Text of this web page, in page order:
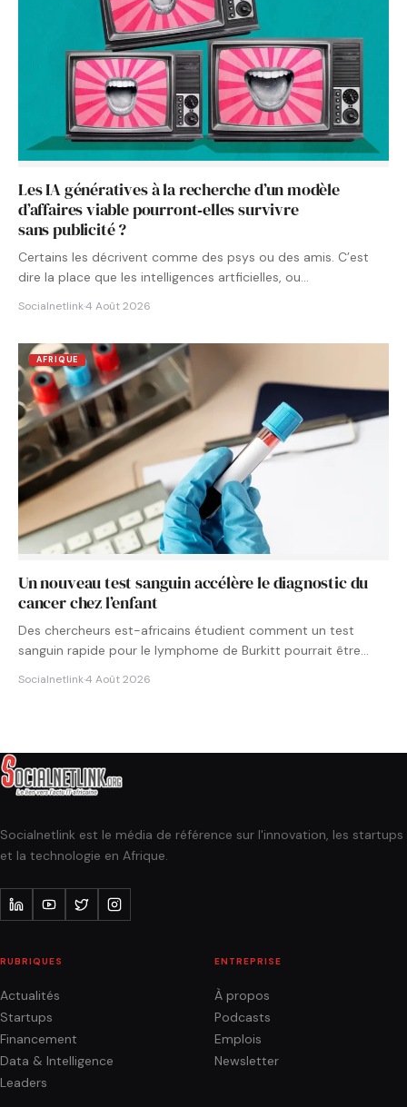
Les IA génératives à la recherche d’un modèle
d’affaires viable pourront‑elles survivre
sans publicité ?
Certains les décrivent comme des psys ou des amis. C’est
dire la place que les intelligences artficielles, ou…
Socialnetlink·4 Août 2026
AFRIQUE
Un nouveau test sanguin accélère le diagnostic du
cancer chez l’enfant
Des chercheurs est-africains étudient comment un test
sanguin rapide pour le lymphome de Burkitt pourrait être
Socialnetlink·4 Août 2026
Socialnetlink est le média de référence sur l'innovation, les startups
et la technologie en Afrique.
RUBRIQUES
Actualités
Startups
Financement
Data & Intelligence
Leaders
ENTREPRISE
À propos
Podcasts
Emplois
Newsletter